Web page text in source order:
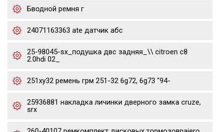
Бводной ремня г
24071163363 ate датчик абс
25-98045-sx_подушка двс задняя_\\ citroen c8
2.0hdi 02_
251xy32 ремень грм 251-32 6g72, 6g73 "94-
25936881 накладка личинки дверного замка cruze,
srx